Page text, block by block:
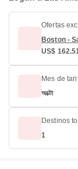
Ofertas
Boston -
US$
Mes de
অক্টো
Destinos
1